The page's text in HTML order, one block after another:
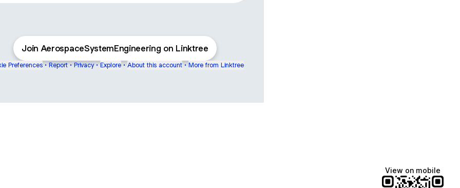
Join AerospaceSystemEngineering on Linktree
Preferences • Report • Privacy • Explore • About this account • More from Linktree
View on mobile